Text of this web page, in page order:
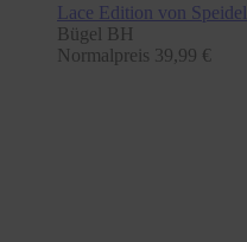
Lace Edition von Speidel
Bügel BH
Normalpreis 39,99 €